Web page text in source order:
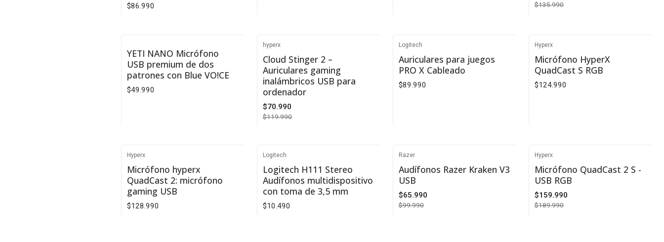
$86.990 $135.990
No disponible
YETI NANO Micrófono
USB premium de dos
patrones con Blue VO!CE
$49.990
-41%
Agotado
hyperx
Cloud Stinger 2 –
Auriculares gaming
inalámbricos USB para
ordenador
$70.990
$119.990
Logitech
Auriculares para juegos
PRO X Cableado
$89.990
Hyperx
Micrófono HyperX
QuadCast S RGB
$124.990
Hyperx
Micrófono hyperx
QuadCast 2: micrófono
gaming USB
$128.990
Logitech
Logitech H111 Stereo
Audífonos multidispositivo
con toma de 3,5 mm
$10.490
-34%
Razer
Audífonos Razer Kraken V3
USB
$65.990
$99.990
-16%
Hyperx
Micrófono QuadCast 2 S -
USB RGB
$159.990
$189.990